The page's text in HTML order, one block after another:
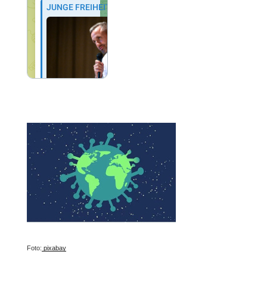
Foto: pixabay